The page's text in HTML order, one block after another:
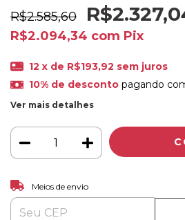
R$2.585,60
R$2.094,34 com Pix
12 x de R$193,92 sem juros
10% de descontopagando
Ver mais detalhes
Entregas para o CEP:
Meios de envio